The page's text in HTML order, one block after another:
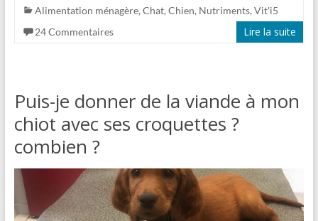
Alimentation ménagère, Chat, Chien, Nutriments, Vit'i5
24 Commentaires
Lire la suite
Puis-je donner de la viande à mon
chiot avec ses croquettes ?
combien ?